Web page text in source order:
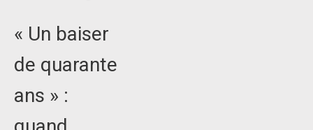
« Un baiser
de quarante
ans » :